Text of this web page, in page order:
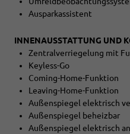
Ausparkassistent
INNENAUSSTATTUNG UND
Zentralverriegelung mit
Keyless-Go
Coming-Home-Funktion
Leaving-Home-Funktion
Außenspiegel elektrisch
Außenspiegel beheizbar
Außenspiegel elektrisch